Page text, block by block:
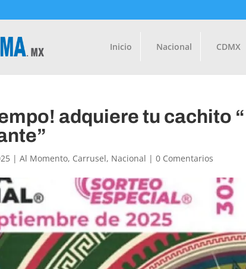
Inicio Nacional CDMX
adquiere tu cachito
|Al Momento, Carrusel, Nacional |0 Comentarios